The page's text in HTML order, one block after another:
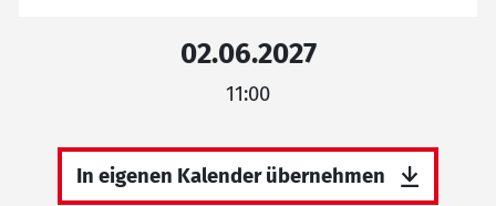
02.06.2027
11:00
In eigenen Kalender übernehmen